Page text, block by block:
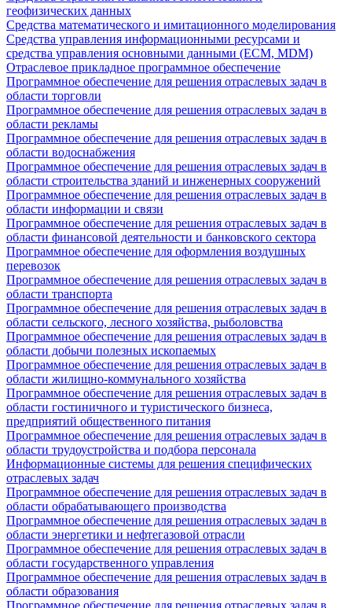
геофизических данных
Средства математического и имитационного моделирования
Средства управления информационными ресурсами и
средства управления основными данными (ECM, MDM)
Отраслевое прикладное программное обеспечение
Программное обеспечение для решения отраслевых задач в
области торговли
Программное обеспечение для решения отраслевых задач в
области рекламы
Программное обеспечение для решения отраслевых задач в
области водоснабжения
Программное обеспечение для решения отраслевых задач в
области строительства зданий и инженерных сооружений
Программное обеспечение для решения отраслевых задач в
области информации и связи
Программное обеспечение для решения отраслевых задач в
области финансовой деятельности и банковского сектора
Программное обеспечение для оформления воздушных
перевозок
Программное обеспечение для решения отраслевых задач в
области транспорта
Программное обеспечение для решения отраслевых задач в
области сельского, лесного хозяйства, рыболовства
Программное обеспечение для решения отраслевых задач в
области добычи полезных ископаемых
Программное обеспечение для решения отраслевых задач в
области жилищно-коммунального хозяйства
Программное обеспечение для решения отраслевых задач в
области гостиничного и туристического бизнеса,
предприятий общественного питания
Программное обеспечение для решения отраслевых задач в
области трудоустройства и подбора персонала
Информационные системы для решения специфических
отраслевых задач
Программное обеспечение для решения отраслевых задач в
области обрабатывающего производства
Программное обеспечение для решения отраслевых задач в
области энергетики и нефтегазовой отрасли
Программное обеспечение для решения отраслевых задач в
области государственного управления
Программное обеспечение для решения отраслевых задач в
области образования
Программное обеспечение для решения отраслевых задач в